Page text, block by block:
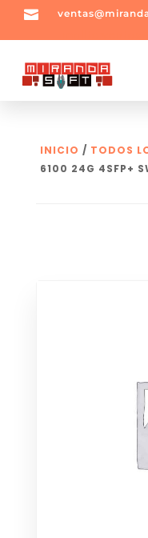

INICIO / TODOS
6100 24G 4SFP+